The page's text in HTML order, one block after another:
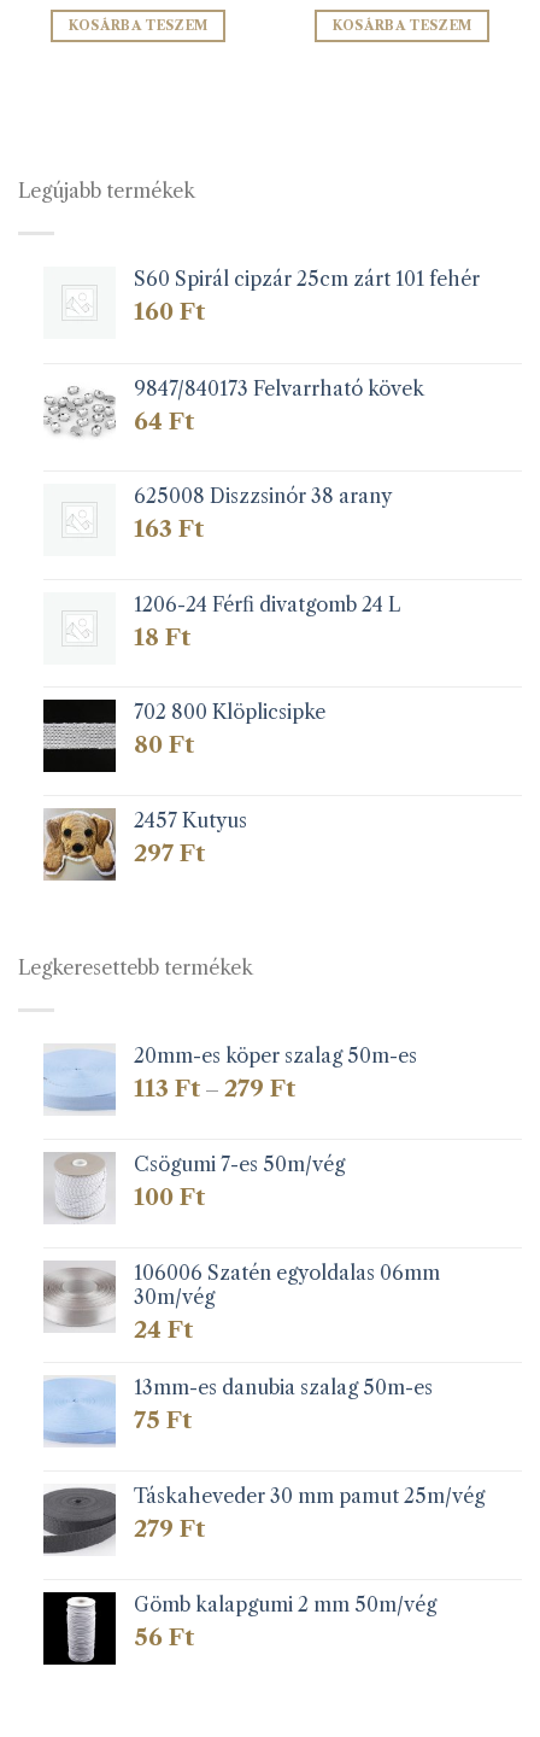
KOSÁRBA TESZEM KOSÁRBA TESZEM
Legújabb termékek
S60 Spirál cipzár 25cm zárt 101 fehér
160 Ft
9847/840173 Felvarrható kövek
64 Ft
625008 Diszzsinór 38 arany
163 Ft
1206-24 Férfi divatgomb 24 L
18 Ft
702 800 Klöplicsipke
80 Ft
2457 Kutyus
297 Ft
Legkeresettebb termékek
20mm-es köper szalag 50m-es
113 Ft – 279 FtÁrtartomány:
279 Ft
Csögumi 7-es 50m/vég
100 Ft
106006 Szatén egyoldalas 06mm
30m/vég
24 Ft
13mm-es danubia szalag 50m-es
75 Ft
Táskaheveder 30 mm pamut 25m/vég
279 Ft
Gömb kalapgumi 2 mm 50m/vég
56 Ft